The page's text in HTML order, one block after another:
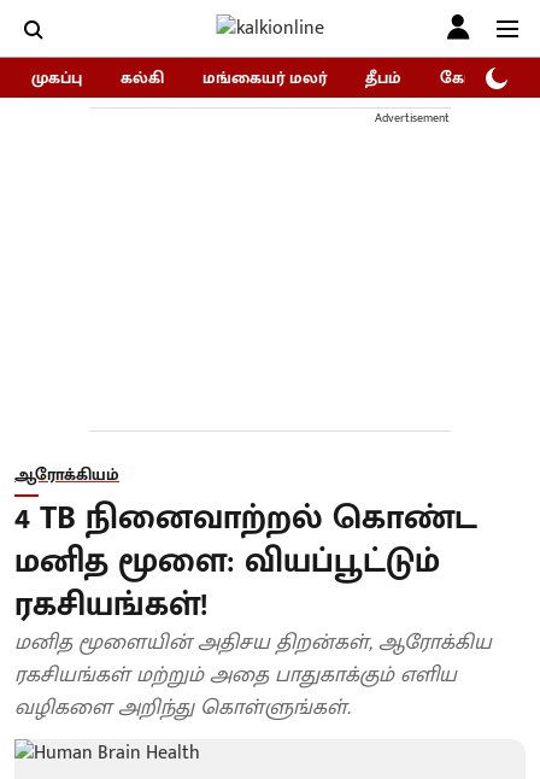
முகப்பு கல்கி மங்கையர் மலர் தீபம் கோகுலம்/
Advertisement
ஆரோக்கியம்
4 TB நினைவாற்றல் கொண்ட
மனித மூளை: வியப்பூட்டும்
ரகசியங்கள்!
மனித மூளையின் அதிசய திறன்கள், ஆரோக்கிய
ரகசியங்கள் மற்றும் அதை பாதுகாக்கும் எளிய
வழிகளை அறிந்து கொள்ளுங்கள்.